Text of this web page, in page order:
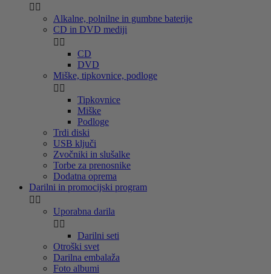
 
Alkalne, polnilne in gumbne baterije
CD in DVD mediji
 
CD
DVD
Miške, tipkovnice, podloge
 
Tipkovnice
Miške
Podloge
Trdi diski
USB ključi
Zvočniki in slušalke
Torbe za prenosnike
Dodatna oprema
Darilni in promocijski program
 
Uporabna darila
 
Darilni seti
Otroški svet
Darilna embalaža
Foto albumi